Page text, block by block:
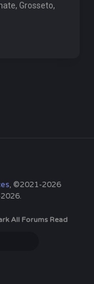
Grosseto,
, ©2021-2026
All Forums Read